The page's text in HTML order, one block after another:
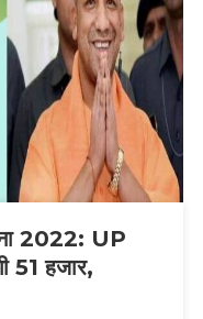
2022: UP
51 हजार,